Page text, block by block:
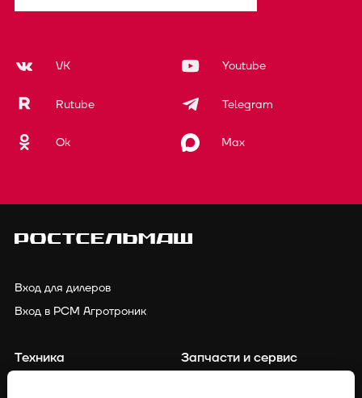
VK Youtube
Rutube Telegram
Ok Max
Вход для дилеров
Вход в РСМ Агротроник
Техника
Запчасти и сервис